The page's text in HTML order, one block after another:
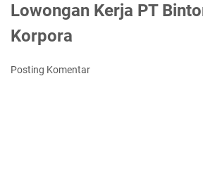
Lowongan Kerja PT
Korpora
Posting Komentar